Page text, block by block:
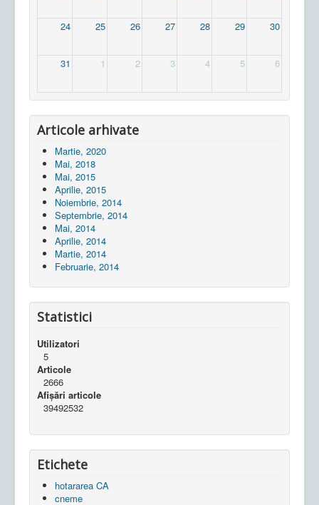
24 25 26 27 28 29 30
31 1 2 3 4 5 6
Articole arhivate
Martie, 2020
Mai, 2018
Mai, 2015
Aprilie, 2015
Noiembrie, 2014
Septembrie, 2014
Mai, 2014
Aprilie, 2014
Martie, 2014
Februarie, 2014
Statistici
Utilizatori
5
Articole
2666
Afișări articole
39492532
Etichete
hotararea CA
cneme